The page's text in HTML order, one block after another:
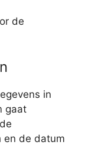
de
in
gaat
en de datum